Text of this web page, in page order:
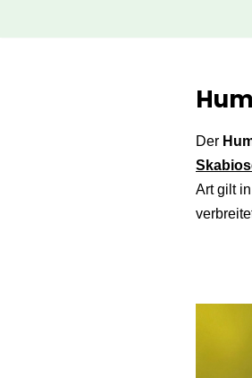
Der
Art gilt